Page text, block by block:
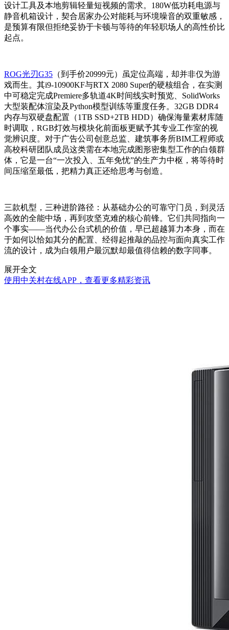
设计工具及本地剪辑轻量短视频的需求。180W低功耗电源与
静音机箱设计，契合居家办公对能耗与环境噪音的双重敏感，
是预算有限但拒绝妥协于卡顿与等待的年轻职场人的高性价比
起点。
ROG光刃G35 （到手价20999元）虽定位高端，却并非仅为游
戏而生。其i9-10900KF与RTX 2080 Super的硬核组合，在实测
中可稳定完成Premiere多轨道4K时间线实时预览、SolidWorks
大型装配体渲染及Python模型训练等重度任务。32GB DDR4
内存与双硬盘配置（1TB SSD+2TB HDD）确保海量素材库随
时调取，RGB灯效与模块化前面板更赋予其专业工作室的视
觉辨识度。对于广告公司创意总监、建筑事务所BIM工程师或
高校科研团队成员这类需在本地完成图形密集型工作的白领群
体，它是一台“一次投入、五年免忧”的生产力中枢，将等待时
间压缩至最低，把精力真正还给思考与创造。
三款机型，三种进阶路径：从基础办公的可靠守门员，到灵活
高效的全能中场，再到攻坚克难的核心前锋。它们共同指向一
个事实——当代办公台式机的价值，早已超越算力本身，而在
于如何以恰如其分的配置、经得起推敲的品控与面向真实工作
流的设计，成为白领用户最沉默却最值得信赖的数字同事。
展开全文
使用中关村在线APP，查看更多精彩资讯